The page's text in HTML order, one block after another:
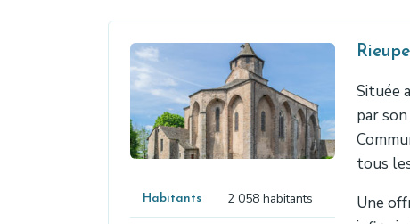
Habitants 2 058 habitants
Située
par
tous
Une